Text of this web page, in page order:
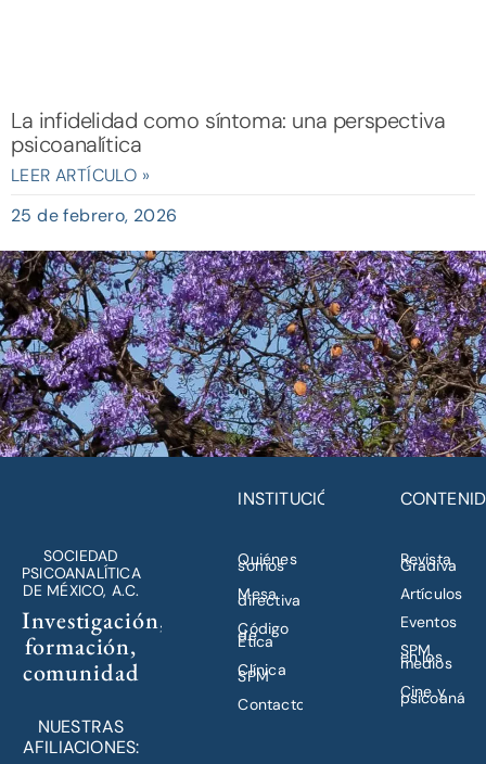
La infidelidad como síntoma: una perspectiva
psicoanalítica
LEER ARTÍCULO »
25 de febrero, 2026
SOCIEDAD
PSICOANALÍTICA
DE MÉXICO, A.C.
Investigación,
formación,
comunidad
NUESTRAS
AFILIACIONES:
INSTITUCIÓN
Quiénes
somos
Mesa
directiva
Código
de
Ética
Clínica
SPM
Contacto
Revista
Gradiva
Artículos
Eventos
SPM
en los
medios
Cine y